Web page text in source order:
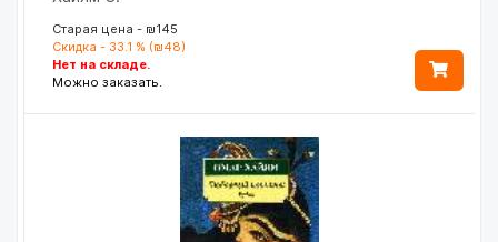
Старая цена - ₪145
Скидка - 33.1 % (₪48)
Нет на складе.
Можно заказать.